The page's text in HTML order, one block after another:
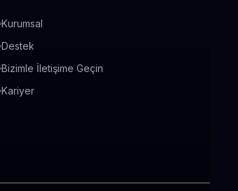
Kurumsal
Destek
Bizimle İletişime Geçin
Kariyer